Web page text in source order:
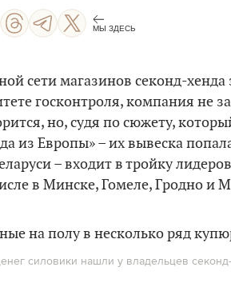
МЫ ЗДЕСЬ
сети магазинов секонд-
госконтроля, компания не
но, судя по сюжету,
из Европы» – их вывеска
– входит в тройку
в Минске, Гомеле, Гродно и
силовики нашли у владельцев